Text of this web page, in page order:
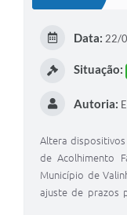
Telefones Úteis
A Prefeitura
Enquete
Jornal
Data: 22/
Situação:
Autoria:
Altera dispositivos
de Acolhimento
Município de
ajuste de prazos